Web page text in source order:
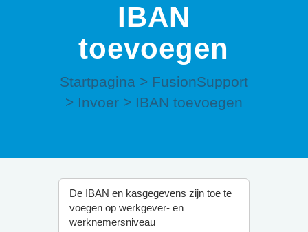
IBAN
toevoegen
Startpagina > FusionSupport
> Invoer > IBAN toevoegen
De IBAN en kasgegevens zijn toe te
voegen op werkgever- en
werknemersniveau